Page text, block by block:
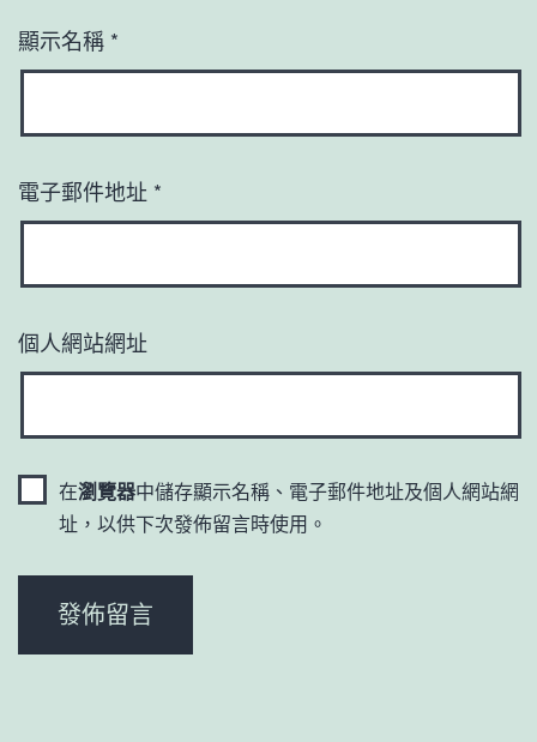
顯示名稱 *
電子郵件地址 *
個人網站網址
在瀏覽器中儲存顯示名稱、電子郵件地址及個人網站網
址，以供下次發佈留言時使用。